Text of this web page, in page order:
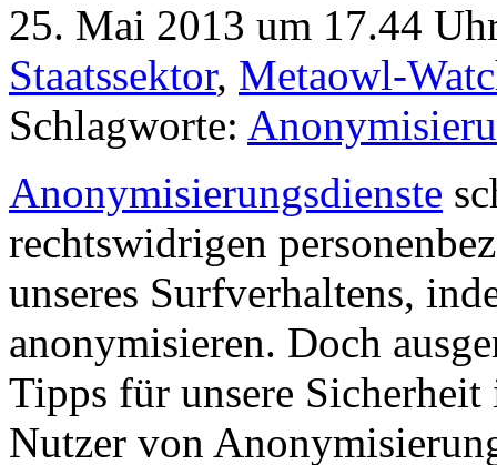
25. Mai 2013 um 17.44
Staatssektor, Metaowl-
Schlagworte:
Anonymisierungsdienste
rechtswidrigen
unseres Surfverhaltens,
anonymisieren. Doch
Tipps für unsere
Nutzer von